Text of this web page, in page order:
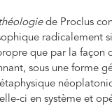
de Proclus
radicalement
que par la façon
sous une forme
ci en système et